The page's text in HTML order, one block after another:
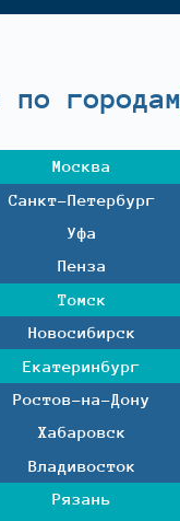
по городам
Москва
Санкт-Петербург
Уфа
Пенза
Томск
Новосибирск
Екатеринбург
Ростов-на-Дону
Хабаровск
Владивосток
Рязань